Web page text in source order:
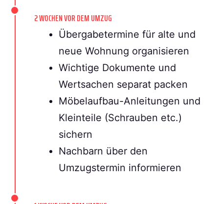
2 WOCHEN VOR DEM UMZUG
Übergabetermine für alte und
neue Wohnung organisieren
Wichtige Dokumente und
Wertsachen separat packen
Möbelaufbau-Anleitungen und
Kleinteile (Schrauben etc.)
sichern
Nachbarn über den
Umzugstermin informieren